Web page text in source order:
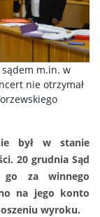
sądem m.in. w
nie otrzymał
był w stanie
20 grudnia Sąd
go za winnego
na jego konto
wyroku.